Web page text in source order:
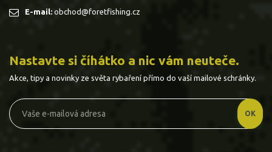
E-mail: obchod@foretfishing.cz
Nastavte si číhátko a nic vám neuteče.
Akce, tipy a novinky ze světa rybaření přímo do vaší mailové schránky.